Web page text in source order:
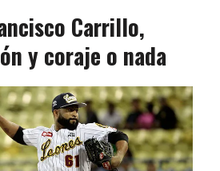
Carrillo,
y coraje o nada